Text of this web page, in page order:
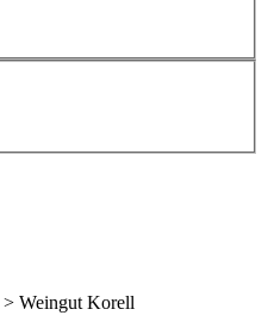
> Weingut Korell